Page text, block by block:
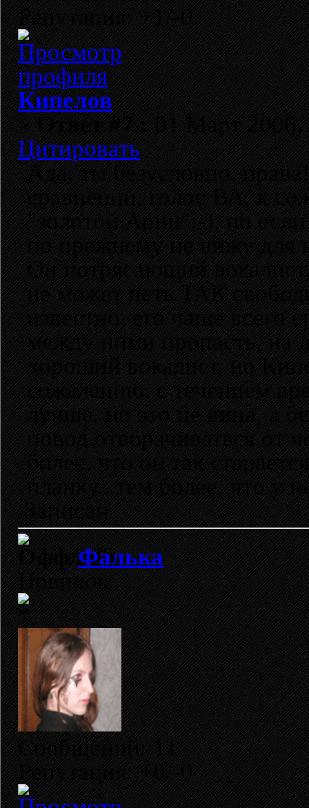
Репутация: +1/-0
Кипелов
«Ответ #7 :01 Март 2006,
Цитировать
Ада, ты безусловно,
сравнении, голос ВА, к
"золотой Арии":-), но
по прежнему не вижу для
Он потрясающий
не может петь ТАК
известно, его чаще всего
между ними пропасть, на
хороший вокалист, но
сожалению, с течением
лучше, но это не вина, а
повод отворачиваться от
более, что он так
планку...тем более, что у
Записан
Фалька
Новичок
Сообщений: 11
Репутация: +0/-0